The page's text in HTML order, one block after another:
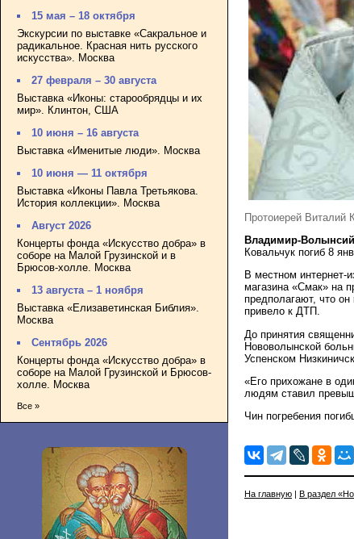
15 мая – 18 октября
Экскурсии по выставке «Сакральное и
радикальное. Красная нить русского
искусства». Москва
27 февраля – 30 августа
Выставка «Иконы: старообрядцы и их
мир». Клинтон, США
10 июня – 16 августа
Выставка «Именитые люди». Москва
10 июня — 11 октября
Выставка «Иконы Павла Третьякова.
История коллекции». Москва
Август 2026
Концерты фонда «Искусство добра» в
соборе на Малой Грузинской и в
Брюсов-холле. Москва
13 августа – 1 ноября
Выставка «Елизаветинская Библия».
Москва
Сентябрь 2026
Концерты фонда «Искусство добра» в
соборе на Малой Грузинской и Брюсов-
холле. Москва
Все »
Протоиерей Виталий
Владимир-
Ковальчук погиб 8
В местном интернет-
магазина «Смак» на
предполагают, что
привело к ДТП.
До принятия
Нововолынской
Успенском
«Его прихожане в
людям ставил
Чин погребения
На главную | В раздел